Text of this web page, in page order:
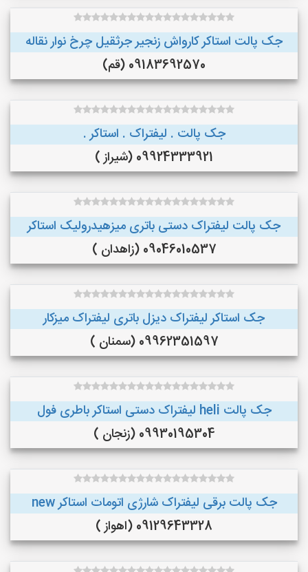
جک پالت استاکر کارواش زنجیر جرثقیل چرخ نوار نقاله
09183692570 (قم)
جک پالت . لیفتراک . استاکر .
09924333921 (شیراز )
جک پالت لیفتراک دستی باتری میزهیدرولیک استاکر
09046010537 (زاهدان )
جک استاکر لیفتراک دیزل باتری لیفتراک میزکار
09962351597 (سمنان )
جک پالت heli لیفتراک دستی استاکر باطری فول
09930195304 (زنجان )
جک پالت برقی لیفتراک شارژی اتومات استاکر new
09129643328 (اهواز )